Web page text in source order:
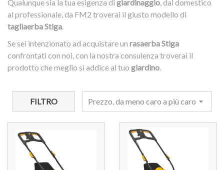
Qualunque sia la tua esigenza di giardinaggio, dal domestico
al professionale, da FM2 troverai il giusto modello di
tagliaerba Stiga.
Se sei intenzionato ad acquistare un rasaerba Stiga
confrontati con noi, con la nostra consulenza troverai il
prodotto che meglio si addice al tuo giardino.
FILTRO Prezzo, da meno caro a più caro arrow_drop_down